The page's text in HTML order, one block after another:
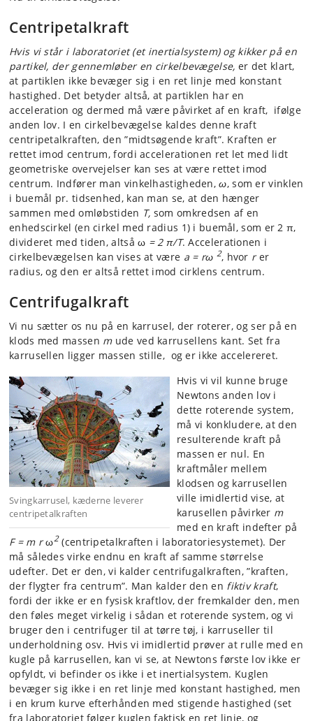
Centripetalkraft
Hvis vi står i laboratoriet (et inertialsystem) og kikker på en
partikel, der gennemløber en cirkelbevægelse, er det klart,
at partiklen ikke bevæger sig i en ret linje med konstant
hastighed. Det betyder altså, at partiklen har en
acceleration og dermed må være påvirket af en kraft, ifølge
anden lov. I en cirkelbevægelse kaldes denne kraft
centripetalkraften, den ”midtsøgende kraft”. Kraften er
rettet imod centrum, fordi accelerationen ret let med lidt
geometriske overvejelser kan ses at være rettet imod
centrum. Indfører man vinkelhastigheden,ω, som er vinklen
i buemål pr. tidsenhed, kan man se, at den hænger
sammen med omløbstiden T, som omkredsen af en
enhedscirkel (en cirkel med radius 1) i buemål, som er 2 π,
divideret med tiden, altså ω = 2 π/T. Accelerationen i
cirkelbevægelsen kan vises at være a = rω 2, hvor rer
radius, og den er altså rettet imod cirklens centrum.
Centrifugalkraft
Vi nu sætter os nu på en karrusel, der roterer, og ser på en
klods med massen mude ved karrusellens kant. Set fra
karrusellen ligger massen stille, og er ikke accelereret.
Svingkarrusel, kæderne leverer
centripetalkraften
Hvis vi vil kunne bruge
Newtons anden lov i
dette roterende system,
må vi konkludere, at den
resulterende kraft på
massen er nul. En
kraftmåler mellem
klodsen og karrusellen
ville imidlertid vise, at
karusellen påvirker m
med en kraft indefter på
F = m rω2(centripetalkraften i laboratoriesystemet). Der
må således virke endnu en kraft af samme størrelse
udefter. Det er den, vi kalder centrifugalkraften, ”kraften,
der flygter fra centrum”. Man kalder den en fiktiv kraft,
fordi der ikke er en fysisk kraftlov, der fremkalder den, men
den føles meget virkelig i sådan et roterende system, og vi
bruger den i centrifuger til at tørre tøj, i karruseller til
underholdning osv. Hvis vi imidlertid prøver at rulle med en
kugle på karrusellen, kan vi se, at Newtons første lov ikke er
opfyldt, vi befinder os ikke i et inertialsystem. Kuglen
bevæger sig ikke i en ret linje med konstant hastighed, men
i en krum kurve efterhånden med stigende hastighed (set
fra laboratoriet følger kuglen faktisk en ret linie, og